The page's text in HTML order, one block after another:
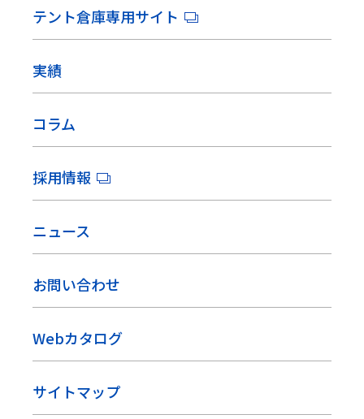
テント倉庫専用サイト
実績
コラム
採用情報
ニュース
お問い合わせ
Webカタログ
サイトマップ